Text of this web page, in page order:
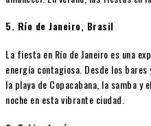
5. Río de Janeiro, Brasil
La fiesta en Río de Janeiro es una
energía contagiosa. Desde los
la playa de Copacabana, la samba
noche en esta vibrante ciudad.